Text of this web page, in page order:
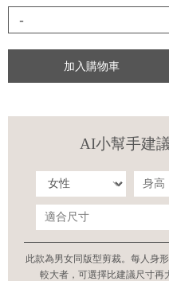
-
加入購物車
AI小幫手建
此款為男女同版型剪裁。每人身
較大者，可選擇比建議尺寸再